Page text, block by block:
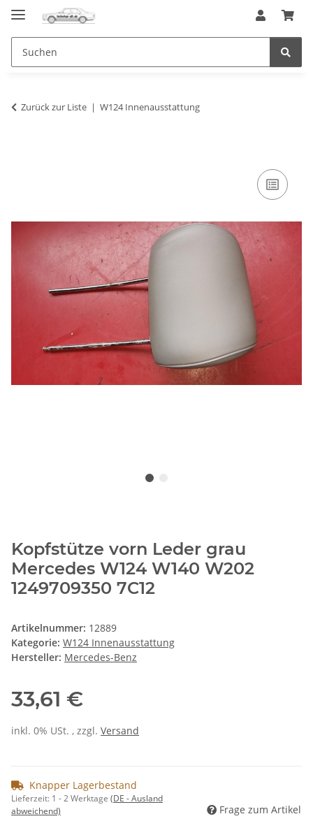
Zurück zur Liste W124 Innenausstattung
Kopfstütze vorn Leder grau
Mercedes W124 W140 W202
1249709350 7C12
Artikelnummer: 12889
Kategorie: W124 Innenausstattung
Hersteller: Mercedes-Benz
33,61 €
inkl. 0% USt. , zzgl. Versand
Knapper Lagerbestand
Lieferzeit: 1 - 2 Werktage (DE - Ausland
abweichend)
Frage zum Artikel